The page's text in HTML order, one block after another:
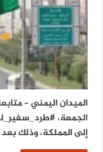
الميدان اليمني –
الجمعة،
إلى المملكة، وذلك